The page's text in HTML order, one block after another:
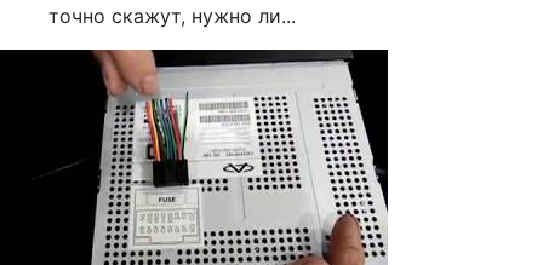
точно скажут, нужно ли...